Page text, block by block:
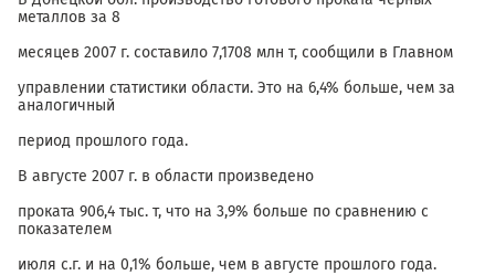
металлов за 8
месяцев 2007 г. составило 7,1708 млн т, сообщили в Главном
управлении статистики области. Это на 6,4% больше, чем за
аналогичный
период прошлого года.
В августе 2007 г. в области произведено
проката 906,4 тыс. т, что на 3,9% больше по сравнению с
показателем
июля с.г. и на 0,1% больше, чем в августе прошлого года.